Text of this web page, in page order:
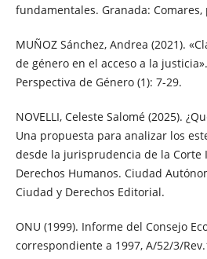
fundamentales. Granada: Comares,
MUÑOZ Sánchez, Andrea (2021).
de género en el acceso a la
Perspectiva de Género (1): 7-29.
NOVELLI, Celeste Salomé (2025).
Una propuesta para analizar los
desde la jurisprudencia de la Corte
Derechos Humanos. Ciudad
Ciudad y Derechos Editorial.
ONU (1999). Informe del Consejo
correspondiente a 1997, A/52/3/